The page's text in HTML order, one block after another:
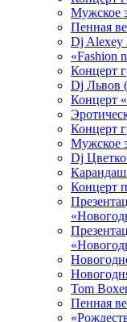
Мужское
Пенная
Dj Alexey
«Fashion
Концерт
Dj Львов
Концерт
Концерт
Мужское
Dj
Концерт
Tom
Пенная